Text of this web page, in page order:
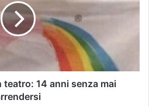
teatro: 14 anni senza mai